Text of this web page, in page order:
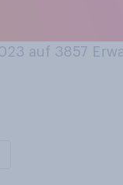
auf 3857